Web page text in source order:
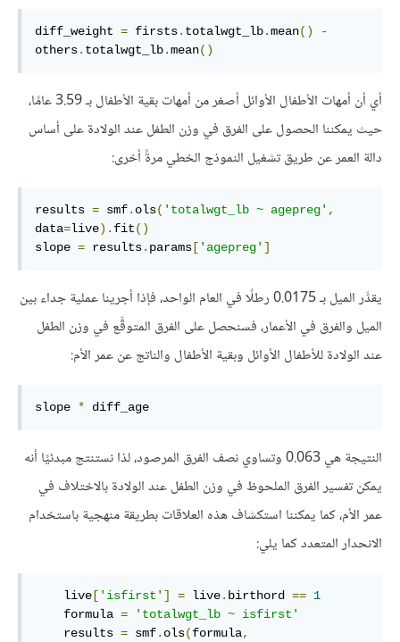
diff_weight = firsts. totalwgt_lb.mean()
-
others. totalwgt_lb.mean()
أي أن أمهات الأطفال الأوائل أصغر من أمهات بقية الأطفال بـ 3.59 عامًا،
حيث يمكننا الحصول على الفرق في وزن الطفل عند الولادة على أساس
دالة العمر عن طريق تشغيل النموذج الخطي مرةً أخرى:
results = smf. ols( 'totalwgt_lb ~ agepreg' ,
data=live). fit()
slope = results. params [ 'agepreg' ]
يقدَّر الميل بـ 0.0175 رطلًا في العام الواحد، فإذا أجرينا عملية جداء بين
الميل والفرق في الأعمار، فسنحصل على الفرق المتوقَّع في وزن الطفل
عند الولادة للأطفال الأوائل وبقية الأطفال والناتج عن عمر الأم:
slope * diff_age
النتيجة هي 0.063 وتساوي نصف الفرق المرصود، لذا نستنتج مبدئيًا أنه
يمكن تفسير الفرق الملحوظ في وزن الطفل عند الولادة بالاختلاف في
عمر الأم، كما يمكننا استكشاف هذه العلاقات بطريقة منهجية باستخدام
الانحدار المتعدد كما يلي:
    live
[ 'isfirst' ] = live. birthord == 1
    formula
=
'totalwgt_lb ~ isfirst'
    results
= smf. ols(formula,